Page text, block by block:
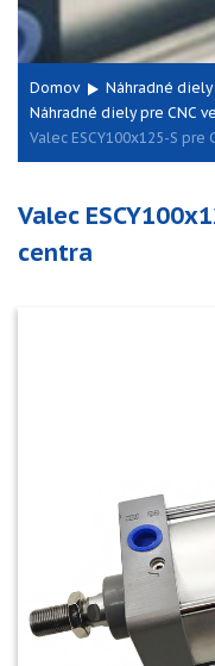
Domov
Náhradné diely
Náhradné diely pre CNC
Valec ESCY100x125-S
Valec
centra